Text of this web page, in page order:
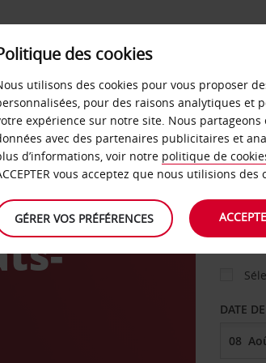
LIBRE-SERVICE
DATE
des cookies
utilisons des cookies pour vous proposer
pour des raisons analytiques et
expérience sur notre site. Nous partageons
avec des partenaires publicitaires et
d’informations, voir notre politique de
vous acceptez que nous utilisions des
GÉRER VOS PRÉFÉRENCES